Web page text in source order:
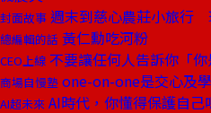
封面故事 週末到慈心農莊小旅行
總編輯的話 黃仁勳吃河粉
CEO上線 不要讓任何人告訴你「你
商場自慢塾 one-on-one是交心及
AI超未來 AI時代，你懂得保護自己